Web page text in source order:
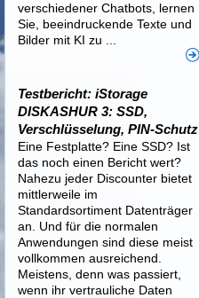
verschiedener Chatbots, lernen
Sie, beeindruckende Texte und
Bilder mit KI zu ...
Testbericht: iStorage
DISKASHUR 3: SSD,
Verschlüsselung, PIN-Schutz
Eine Festplatte? Eine SSD? Ist
das noch einen Bericht wert?
Nahezu jeder Discounter bietet
mittlerweile im
Standardsortiment Datenträger
an. Und für die normalen
Anwendungen sind diese meist
vollkommen ausreichend.
Meistens, denn was passiert,
wenn ihr vertrauliche Daten